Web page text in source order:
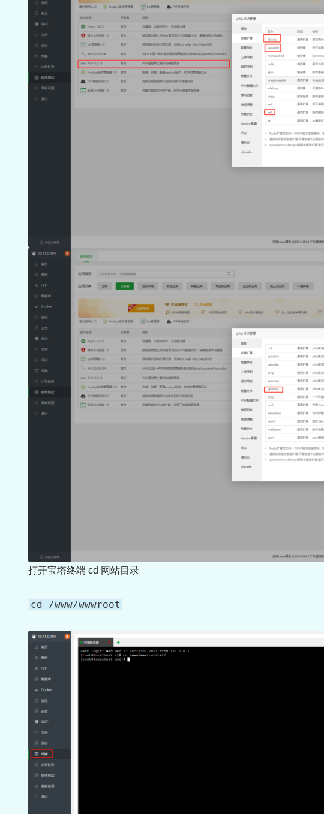
打开宝塔终端 cd 网站目录
cd /www/wwwroot